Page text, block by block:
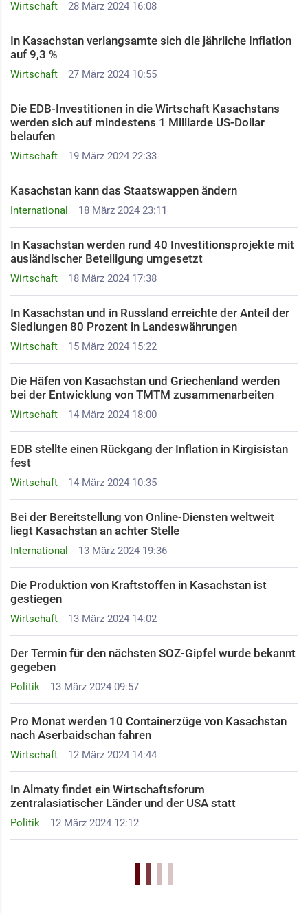
Wirtschaft 28 März 2024 16:08
Wirtschaft 27 März 2024 10:55
In Kasachstan verlangsamte sich die jährliche Inflation
auf 9,3 %
Wirtschaft 19 März 2024 22:33
Die EDB-Investitionen in die Wirtschaft Kasachstans
werden sich auf mindestens 1 Milliarde US-Dollar
belaufen
International 18 März 2024 23:11
Kasachstan kann das Staatswappen ändern
Wirtschaft 18 März 2024 17:38
In Kasachstan werden rund 40 Investitionsprojekte mit
ausländischer Beteiligung umgesetzt
Wirtschaft 15 März 2024 15:22
In Kasachstan und in Russland erreichte der Anteil der
Siedlungen 80 Prozent in Landeswährungen
Wirtschaft 14 März 2024 18:00
Die Häfen von Kasachstan und Griechenland werden
bei der Entwicklung von TMTM zusammenarbeiten
Wirtschaft 14 März 2024 10:35
EDB stellte einen Rückgang der Inflation in Kirgisistan
fest
International 13 März 2024 19:36
Bei der Bereitstellung von Online-Diensten weltweit
liegt Kasachstan an achter Stelle
Wirtschaft 13 März 2024 14:02
Die Produktion von Kraftstoffen in Kasachstan ist
gestiegen
Politik 13 März 2024 09:57
Der Termin für den nächsten SOZ-Gipfel wurde bekannt
gegeben
Wirtschaft 12 März 2024 14:44
Pro Monat werden 10 Containerzüge von Kasachstan
nach Aserbaidschan fahren
Politik 12 März 2024 12:12
In Almaty findet ein Wirtschaftsforum
zentralasiatischer Länder und der USA statt